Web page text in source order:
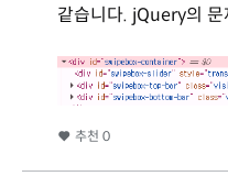
같습니다. jQuery의
추천 0